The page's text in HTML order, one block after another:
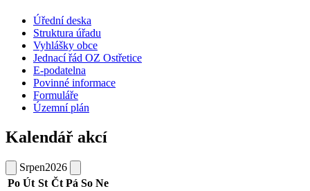
Úřední deska
Struktura úřadu
Vyhlášky obce
Jednací řád OZ Ostřetice
E-podatelna
Povinné informace
Formuláře
Územní plán
Kalendář akcí
Srpen2026
Po Út St Čt Pá So Ne